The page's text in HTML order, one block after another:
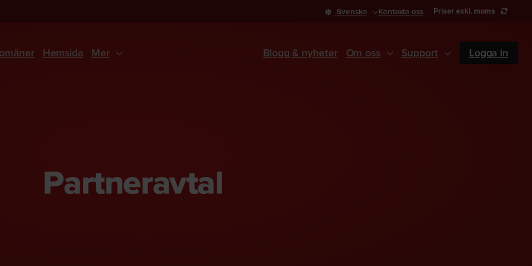
Svenska Kontakta oss Priser exkl. moms
Hemsida Mer Blogg & nyheter Om oss Support Logga in
Partneravtal